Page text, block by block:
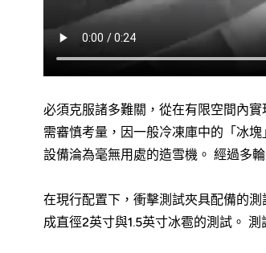
必須克服諸多難關，從在有限空間內
需審慎考量，因一般冷凍庫中的「冰
設備淪為毫無用處的造雪機。 經過多
在現行配置下，衝擊測試夾具配備的
成直徑2英寸與1.5英寸冰雹的測試。